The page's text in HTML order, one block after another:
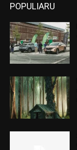
POPULIARU